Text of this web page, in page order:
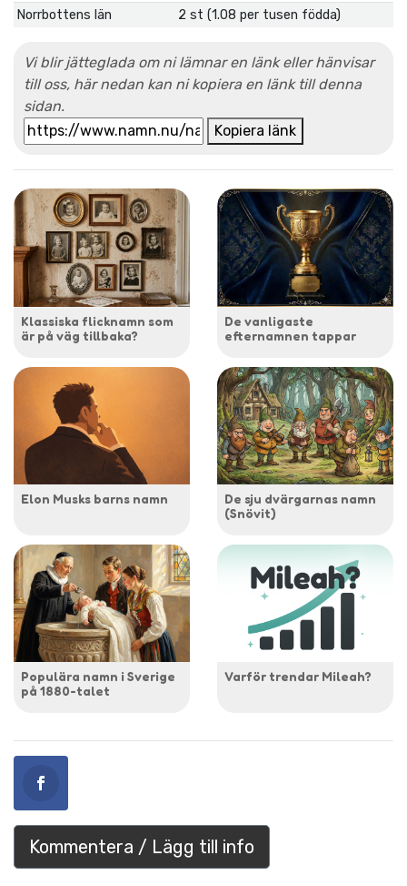
Norrbottens län
2 st (1.08 per tusen födda)
Vi blir jätteglada om ni lämnar en länk eller hänvisar
till oss, här nedan kan ni kopiera en länk till denna
sidan.
Kopiera länk
Klassiska flicknamn som
är på väg tillbaka?
De vanligaste
efternamnen tappar
Elon Musks barns namn
De sju dvärgarnas namn
(Snövit)
Populära namn i Sverige
på 1880-talet
Varför trendar Mileah?
Kommentera / Lägg till info